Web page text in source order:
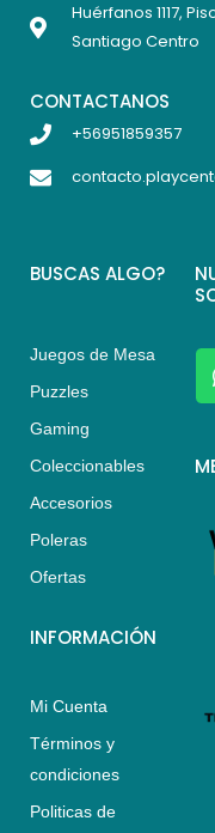
Huérfanos 1117,
Santiago Centro
CONTACTANOS
+56951859357
BUSCAS ALGO?
Juegos de Mesa
Puzzles
Gaming
Coleccionables
Accesorios
Poleras
Ofertas
INFORMACIÓN
Mi Cuenta
Términos y
condiciones
Politicas de